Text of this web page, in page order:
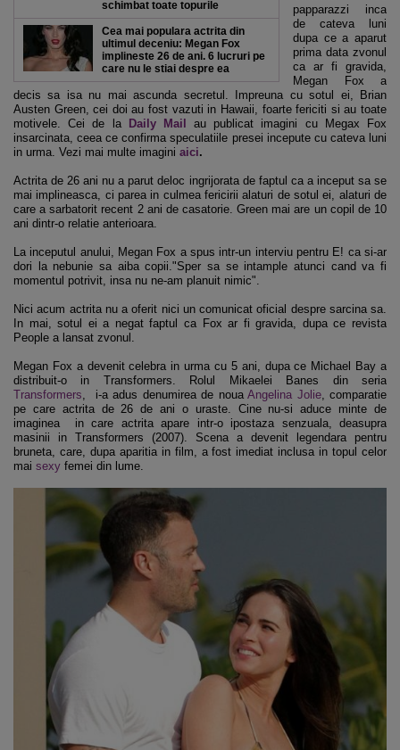
schimbat toate topurile
Cea mai populara actrita din
ultimul deceniu: Megan Fox
implineste 26 de ani. 6 lucruri pe
care nu le stiai despre ea
papparazzi inca
de cateva luni
dupa ce a aparut
prima data zvonul
ca ar fi gravida,
Megan Fox a
decis sa isa nu mai ascunda secretul. Impreuna cu sotul ei, Brian
Austen Green, cei doi au fost vazuti in Hawaii, foarte fericiti si au toate
motivele. Cei de la
Daily Mail
au publicat imagini cu Megax Fox
insarcinata, ceea ce confirma speculatiile presei incepute cu cateva luni
in urma. Vezi mai multe imagini aici.
Actrita de 26 ani nu a parut deloc ingrijorata de faptul ca a inceput sa se
mai implineasca, ci parea in culmea fericirii alaturi de sotul ei, alaturi de
care a sarbatorit recent 2 ani de casatorie. Green mai are un copil de 10
ani dintr-o relatie anterioara.
La inceputul anului, Megan Fox a spus intr-un interviu pentru E! ca si-ar
dori la nebunie sa aiba copii."Sper sa se intample atunci cand va fi
momentul potrivit, insa nu ne-am planuit nimic".
Nici acum actrita nu a oferit nici un comunicat oficial despre sarcina sa.
In mai, sotul ei a negat faptul ca Fox ar fi gravida, dupa ce revista
People a lansat zvonul.
Megan Fox a devenit celebra in urma cu 5 ani, dupa ce Michael Bay a
distribuit-o in Transformers. Rolul Mikaelei Banes din seria
Transformers, i-a adus denumirea de nouaAngelina Jolie, comparatie
pe care actrita de 26 de ani o uraste. Cine nu-si aduce minte de
imaginea in care actrita apare intr-o ipostaza senzuala, deasupra
masinii in Transformers (2007). Scena a devenit legendara pentru
bruneta, care, dupa aparitia in film, a fost imediat inclusa in topul celor
mai sexy femei din lume.